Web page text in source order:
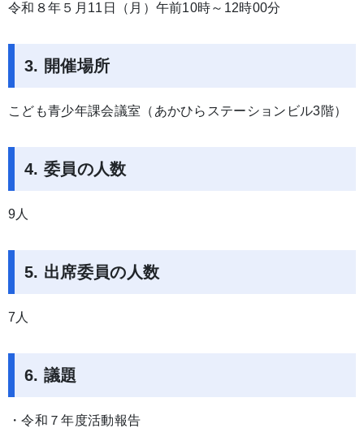
令和８年５月11日（月）午前10時～12時00分
3. 開催場所
こども青少年課会議室（あかひらステーションビル3階）
4. 委員の人数
9人
5. 出席委員の人数
7人
6. 議題
・令和７年度活動報告